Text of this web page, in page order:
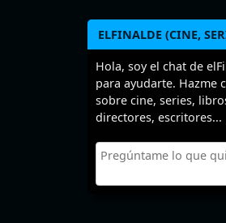
ELFINALDE (CINE,
Hola, soy el chat de
para ayudarte. Hazme
sobre cine, series,
directores, escritores...